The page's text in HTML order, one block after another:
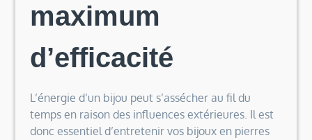
maximum
d’efficacité
L’énergie d’un bijou peut s’assécher au fil du
temps en raison des influences extérieures. Il est
donc essentiel d’entretenir vos bijoux en pierres